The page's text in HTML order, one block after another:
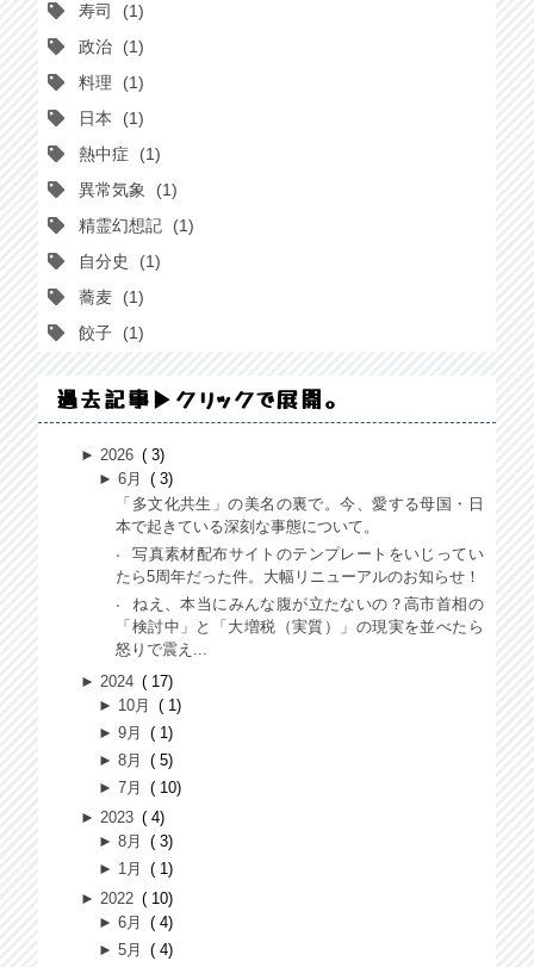
寿司
1
政治
1
料理
1
日本
1
熱中症
1
異常気象
1
精霊幻想記
1
自分史
1
蕎麦
1
餃子
1
過去記事▶クリックで展開。
►2026
3
►6月
3
「多文化共生」の美名の裏で。今、愛する母国・日
本で起きている深刻な事態について。
写真素材配布サイトのテンプレートをいじってい
たら5周年だった件。大幅リニューアルのお知らせ！
ねえ、本当にみんな腹が立たないの？高市首相の
「検討中」と「大増税（実質）」の現実を並べたら
怒りで震え...
►2024
17
► 10月
1
►9月
1
►8月
5
►7月
10
►2023
4
►8月
3
► 1月
1
►2022
10
►6月
4
►5月
4